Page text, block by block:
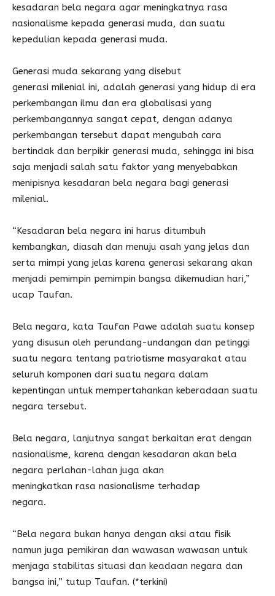
kesadaran bela negara agar meningkatnya rasa
nasionalisme kepada generasi muda, dan suatu
kepedulian kepada generasi muda.
Generasi muda sekarang yang disebut
generasi milenial ini, adalah generasi yang hidup di era
perkembangan ilmu dan era globalisasi yang
perkembangannya sangat cepat, dengan adanya
perkembangan tersebut dapat mengubah cara
bertindak dan berpikir generasi muda, sehingga ini bisa
saja menjadi salah satu faktor yang menyebabkan
menipisnya kesadaran bela negara bagi generasi
milenial.
“Kesadaran bela negara ini harus ditumbuh
kembangkan, diasah dan menuju asah yang jelas dan
serta mimpi yang jelas karena generasi sekarang akan
menjadi pemimpin pemimpin bangsa dikemudian hari,”
ucap Taufan.
Bela negara, kata Taufan Pawe adalah suatu konsep
yang disusun oleh perundang-undangan dan petinggi
suatu negara tentang patriotisme masyarakat atau
seluruh komponen dari suatu negara dalam
kepentingan untuk mempertahankan keberadaan suatu
negara tersebut.
Bela negara, lanjutnya sangat berkaitan erat dengan
nasionalisme, karena dengan kesadaran akan bela
negara perlahan-lahan juga akan
meningkatkan rasa nasionalisme terhadap
negara.
“Bela negara bukan hanya dengan aksi atau fisik
namun juga pemikiran dan wawasan wawasan untuk
menjaga stabilitas situasi dan keadaan negara dan
bangsa ini,” tutup Taufan. (*terkini)